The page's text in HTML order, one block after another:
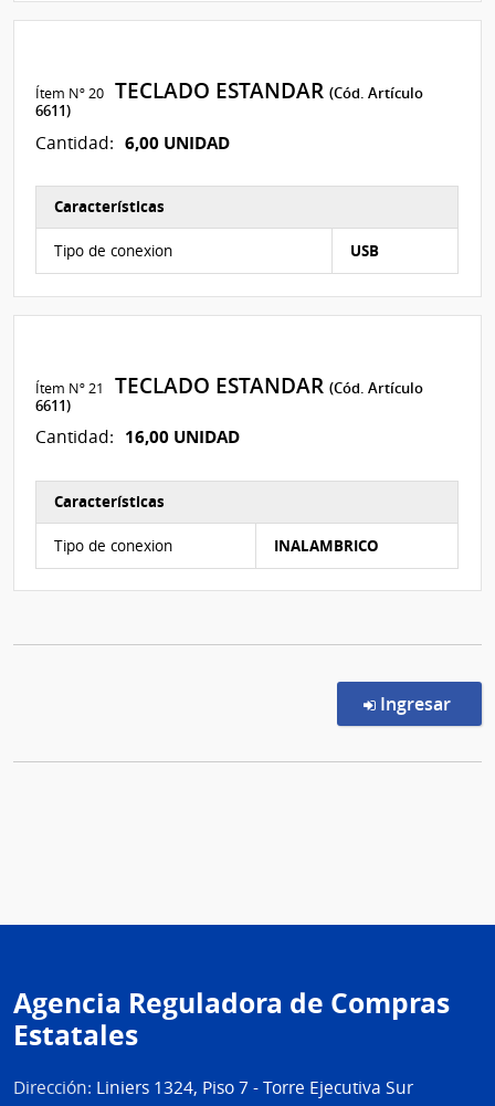
Ítem Nº 20 TECLADO ESTANDAR(Cód. Artículo
6611)
Cantidad: 6,00 UNIDAD
Características
Tipo de conexion USB
Ítem Nº 21 TECLADO ESTANDAR(Cód. Artículo
6611)
Cantidad: 16,00 UNIDAD
Características
Tipo de conexion INALAMBRICO
Ingresar
Agencia Reguladora de Compras
Estatales
Dirección: Liniers 1324, Piso 7 - Torre Ejecutiva Sur